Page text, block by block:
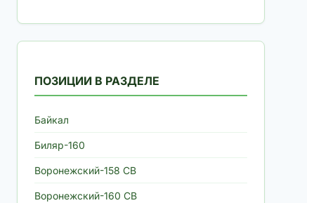
ПОЗИЦИИ В РАЗДЕЛЕ
Байкал
Биляр-160
Воронежский-158 СВ
Воронежский-160 СВ